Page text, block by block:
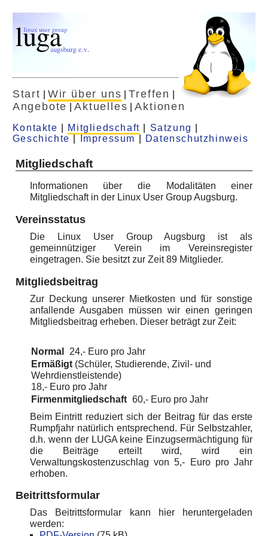
Start Wir über uns |Treffen
Angebote |Aktuelles |Aktionen
Kontakte Mitgliedschaft Satzung
Geschichte
Impressum Datenschutzhinweis
Mitgliedschaft
Informationen über die Modalitäten einer
Mitgliedschaft in der Linux User Group Augsburg.
Vereinsstatus
Die Linux User Group Augsburg ist als
gemeinnütziger Verein im Vereinsregister
eingetragen. Sie besitzt zur Zeit 89 Mitglieder.
Mitgliedsbeitrag
Zur Deckung unserer Mietkosten und für sonstige
anfallende Ausgaben müssen wir einen geringen
Mitgliedsbeitrag erheben. Dieser beträgt zur Zeit:
Normal
24,- Euro pro Jahr
Ermäßigt(Schüler, Studierende, Zivil- und
Wehrdienstleistende)
18,- Euro pro Jahr
Firmenmitgliedschaft 60,- Euro pro Jahr
Beim Eintritt reduziert sich der Beitrag für das erste
Rumpfjahr natürlich entsprechend. Für Selbstzahler,
d.h. wenn der LUGA keine Einzugsermächtigung für
die Beiträge erteilt wird, wird ein
Verwaltungskostenzuschlag von 5,- Euro pro Jahr
erhoben.
Beitrittsformular
Das Beitrittsformular kann hier heruntergeladen
werden: